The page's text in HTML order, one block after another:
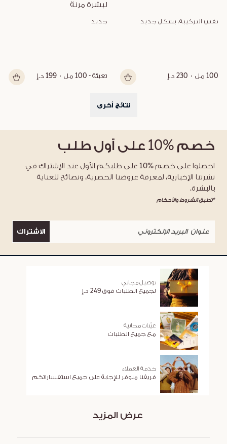
نفس التركيبة، بشكل جديد
100 مل 230 د.إ
لبشرة مرنة
جديد
تعبئة - 100 مل 199 د.إ
نتائج أخرى
خصم %10 على أول طلب
احصلوا على خصم %10 على طلبكم الأول عند الإشتراك في
نشرتنا الإخبارية، لمعرفة عروضنا الحصرية، ونصائح للعناية
بالبشرة.
*تطبق الشروط والأحكام
الاشتراك
توصيل مجاني
لجميع الطلبات فوق 249 د.إ
عيّنات مجانية
مع جميع الطلبات
خدمة العملاء
فريقنا متوفر للإجابة على جميع استفساراتكم
عرض المزيد